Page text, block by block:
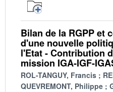
Bilan de la RGPP et
d'une nouvelle
l'Etat - Contribution
mission IGA-IGF-
ROL-TANGUY, Francis
QUEVREMONT, Philippe